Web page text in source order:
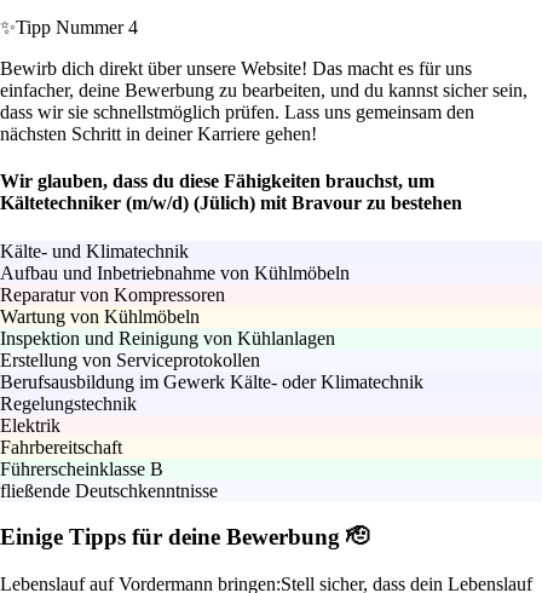
✨Tipp Nummer 4
Bewirb dich direkt über unsere Website! Das macht es für uns
einfacher, deine Bewerbung zu bearbeiten, und du kannst sicher sein,
dass wir sie schnellstmöglich prüfen. Lass uns gemeinsam den
nächsten Schritt in deiner Karriere gehen!
Wir glauben, dass du diese Fähigkeiten brauchst, um
Kältetechniker (m/w/d) (Jülich) mit Bravour zu bestehen
Kälte- und Klimatechnik
Aufbau und Inbetriebnahme von Kühlmöbeln
Reparatur von Kompressoren
Wartung von Kühlmöbeln
Inspektion und Reinigung von Kühlanlagen
Erstellung von Serviceprotokollen
Berufsausbildung im Gewerk Kälte- oder Klimatechnik
Regelungstechnik
Elektrik
Fahrbereitschaft
Führerscheinklasse B
fließende Deutschkenntnisse
Einige Tipps für deine Bewerbung 🫡
Lebenslauf auf Vordermann bringen:Stell sicher, dass dein Lebenslauf